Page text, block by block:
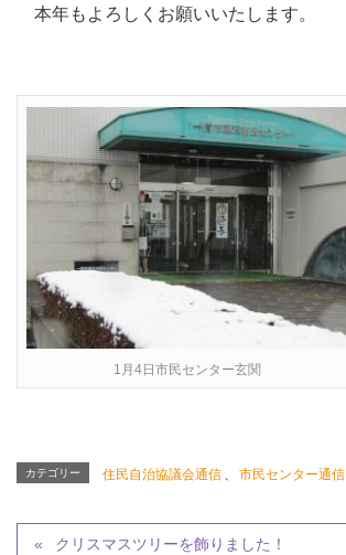
本年もよろしくお願いいたします。
1月4日市民センター玄関
カテゴリー 住民自治協議会通信 、 市民センター通信
クリスマスツリーを飾りました！